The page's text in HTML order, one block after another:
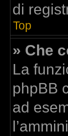
di
Top
» Che
La
phpBB
ad